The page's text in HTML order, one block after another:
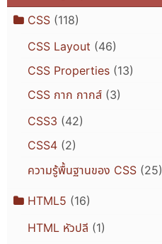
CSS(118)
CSS Layout (46)
CSS Properties(13)
CSS กาก กากส์(3)
CSS3 (42)
CSS4(2)
ความรู้พื้นฐานของ CSS(25)
HTML5 (16)
HTML หัวปลี (1)